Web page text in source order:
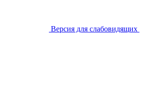
Версия для слабовидящих